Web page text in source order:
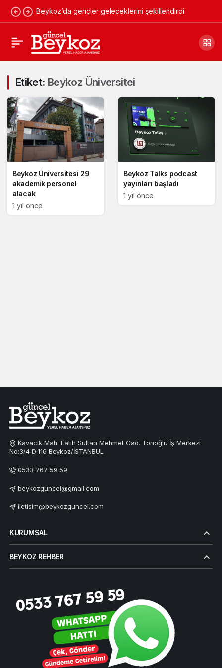
Beykoz’da gençler geleceklerini şekillendirdi
Etiket: Beykoz Üniversitei
Beykoz Üniversitesi 29
akademik personel
alacak
1 yıl önce
Beykoz Talks podcast
yayınları başladı
1 yıl önce
Kavacık Mah. Fatih Sultan Mehmet Cad. Tonoğlu İş Merkezi
No:3/4 D:116 Beykoz/İSTANBUL
0533 767 59 59
beykozguncel@gmail.com
iletisim@beykozguncel.com
KURUMSAL
BEYKOZ REHBER